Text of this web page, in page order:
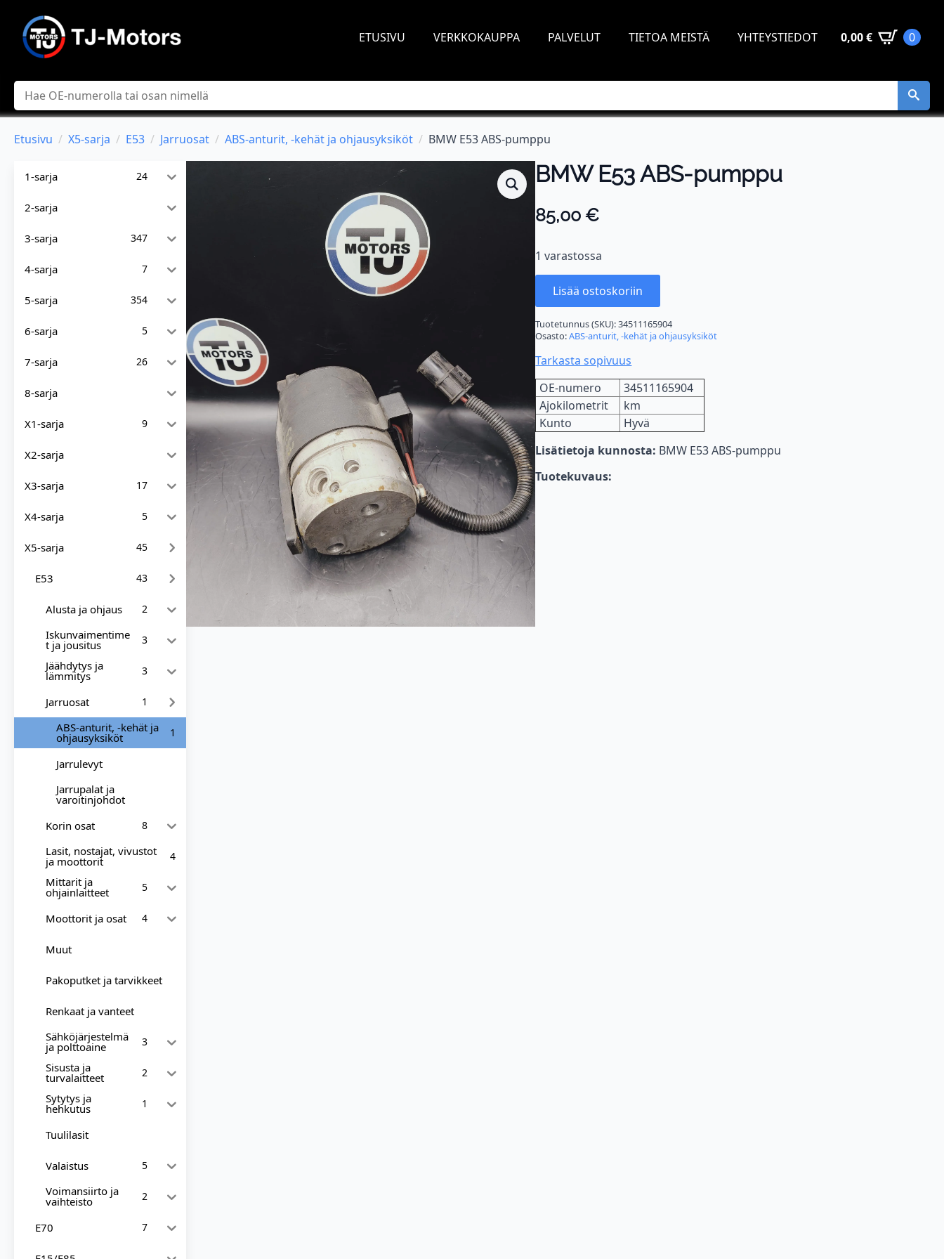
ETUSIVU VERKKOKAUPPA PALVELUT TIETOA MEISTÄ YHTEYSTIEDOT 0,00€ 0
Hae
Etusivu X5-sarja E53 Jarruosat ABS-anturit, -kehät ja ohjausyksiköt BMW E53 ABS-pumppu
1-sarja 24
2-sarja
3-sarja 347
4-sarja 7
5-sarja 354
6-sarja 5
7-sarja 26
8-sarja
X1-sarja 9
X2-sarja
X3-sarja 17
X4-sarja 5
X5-sarja 45
E53 43
Alusta ja ohjaus 2
Iskunvaimentime
t ja jousitus 3
Jäähdytys ja
lämmitys 3
Jarruosat 1
ABS-anturit, -kehät ja
ohjausyksiköt 1
Jarrulevyt
Jarrupalat ja
varoitinjohdot
Korin osat
8
Lasit, nostajat, vivustot
ja moottorit 4
Mittarit ja
ohjainlaitteet 5
Moottorit ja osat 4
Muut
Pakoputket ja tarvikkeet
Renkaat ja vanteet
Sähköjärjestelmä
ja polttoaine 3
Sisusta ja
turvalaitteet 2
Sytytys ja
hehkutus 1
Tuulilasit
Valaistus 5
Voimansiirto ja
vaihteisto 2
E70 7
BMW E53 ABS-pumppu
85,00€
1 varastossa
Lisää ostoskoriin
Tuotetunnus (SKU):34511165904
Osasto:ABS-anturit, -kehät ja ohjausyksiköt
Tarkasta sopivuus
OE-numero
34511165904
Ajokilometrit
km
Kunto
Hyvä
Lisätietoja kunnosta: BMW E53 ABS-pumppu
Tuotekuvaus: